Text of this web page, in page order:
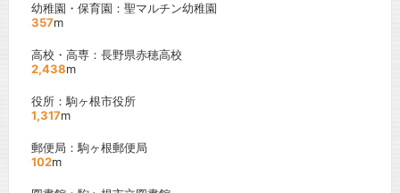
幼稚園・保育園：聖マルチン幼稚園
357m
高校・高専：長野県赤穂高校
2,438m
役所：駒ヶ根市役所
1,317m
郵便局：駒ヶ根郵便局
102m